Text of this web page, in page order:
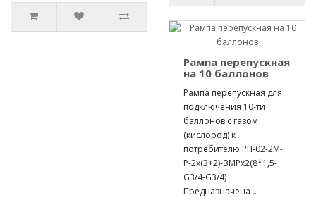
Рампа перепускная
на 10 баллонов
Рампа перепускная для
подключения 10-ти
баллонов с газом
(кислород) к
потребителю РП-02-2М-
Р-2х(3+2)-ЗМРх2(8*1,5-
G3/4-G3/4)
Предназначена ..